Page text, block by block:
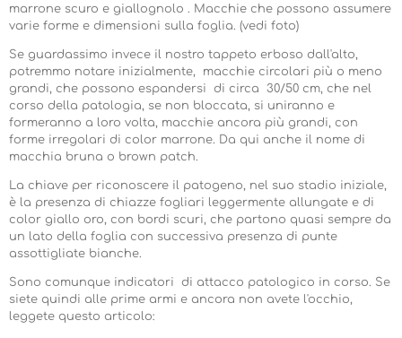
marrone scuro e giallognolo . Macchie che possono assumere
varie forme e dimensioni sulla foglia. (vedi foto)
Se guardassimo invece il nostro tappeto erboso dall'alto,
potremmo notare inizialmente, macchie circolari più o meno
grandi, che possono espandersi di circa 30/50 cm, che nel
corso della patologia, se non bloccata, si uniranno e
formeranno a loro volta, macchie ancora più grandi, con
forme irregolari di color marrone. Da qui anche il nome di
macchia bruna o brown patch.
La chiave per riconoscere il patogeno, nel suo stadio iniziale,
è la presenza di chiazze fogliari leggermente allungate e di
color giallo oro, con bordi scuri, che partono quasi sempre da
un lato della foglia con successiva presenza di punte
assottigliate bianche.
Sono comunque indicatori di attacco patologico in corso. Se
siete quindi alle prime armi e ancora non avete l'occhio,
leggete questo articolo: